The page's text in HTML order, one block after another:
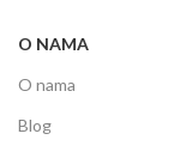
O NAMA
O nama
Blog